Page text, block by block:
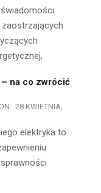
na co zwrócić
ON: 28 KWIETNIA,
elektryka to